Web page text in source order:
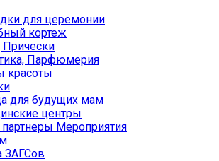
для церемонии
кортеж
Прически
Парфюмерия
красоты
для будущих мам
центры
Мероприятия
ЗАГСов